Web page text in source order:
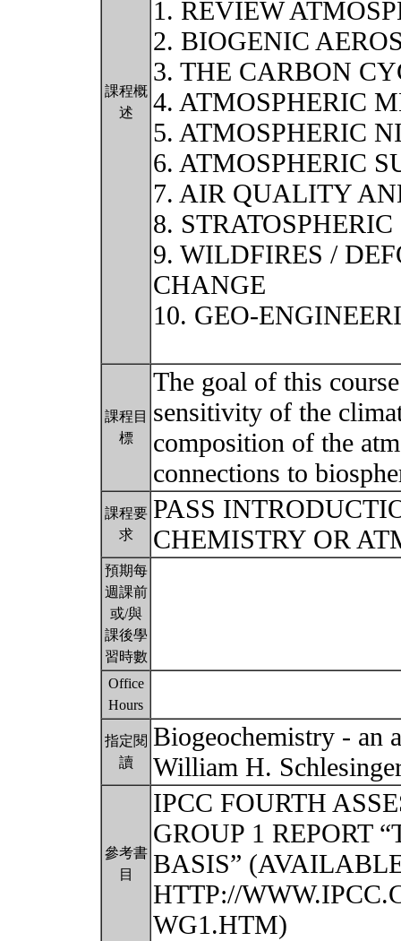
課程概
述
1. REVIEW
2. BIOGENIC
3. THE CARBON
4. ATMOSPHERIC
5. ATMOSPHERIC
6. ATMOSPHERIC
7. AIR QUALITY
8.
9. WILDFIRES /
CHANGE
10. GEO-
課程目
標
The goal of this
sensitivity of the
composition of the
connections to
課程要
求
PASS
CHEMISTRY OR
預期每
週課前
或/與
課後學
習時數
Office
Hours
指定閱
讀
Biogeochemistry - an
William H.
參考書
目
IPCC FOURTH
GROUP 1 REPORT
BASIS”
HTTP://
WG1.HTM)